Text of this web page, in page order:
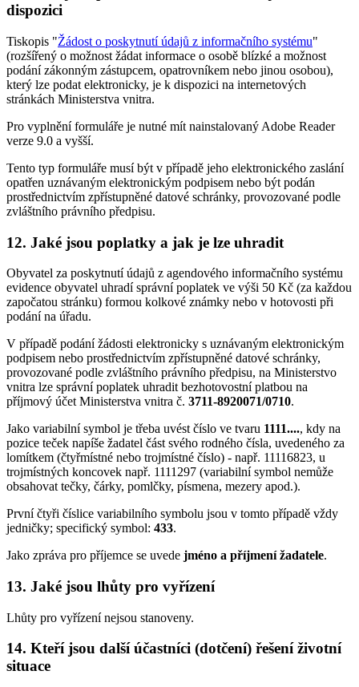
dispozici
Tiskopis "Žádost o poskytnutí údajů z informačního systému"
(rozšířený o možnost žádat informace o osobě blízké a možnost
podání zákonným zástupcem, opatrovníkem nebo jinou osobou),
který lze podat elektronicky, je k dispozici na internetových
stránkách Ministerstva vnitra.
Pro vyplnění formuláře je nutné mít nainstalovaný Adobe Reader
verze 9.0 a vyšší.
Tento typ formuláře musí být v případě jeho elektronického zaslání
opatřen uznávaným elektronickým podpisem nebo být podán
prostřednictvím zpřístupněné datové schránky, provozované podle
zvláštního právního předpisu.
12. Jaké jsou poplatky a jak je lze uhradit
Obyvatel za poskytnutí údajů z agendového informačního systému
evidence obyvatel uhradí správní poplatek ve výši 50 Kč (za každou
započatou stránku) formou kolkové známky nebo v hotovosti při
podání na úřadu.
V případě podání žádosti elektronicky s uznávaným elektronickým
podpisem nebo prostřednictvím zpřístupněné datové schránky,
provozované podle zvláštního právního předpisu, na Ministerstvo
vnitra lze správní poplatek uhradit bezhotovostní platbou na
příjmový účet Ministerstva vnitra č. 3711-8920071/0710.
Jako variabilní symbol je třeba uvést číslo ve tvaru 1111...., kdy na
pozice teček napíše žadatel část svého rodného čísla, uvedeného za
lomítkem (čtyřmístné nebo trojmístné číslo) - např. 11116823, u
trojmístných koncovek např. 1111297 (variabilní symbol nemůže
obsahovat tečky, čárky, pomlčky, písmena, mezery apod.).
První čtyři číslice variabilního symbolu jsou v tomto případě vždy
jedničky; specifický symbol: 433.
Jako zpráva pro příjemce se uvede jméno a příjmení žadatele.
13. Jaké jsou lhůty pro vyřízení
Lhůty pro vyřízení nejsou stanoveny.
14. Kteří jsou další účastníci (dotčení) řešení životní
situace